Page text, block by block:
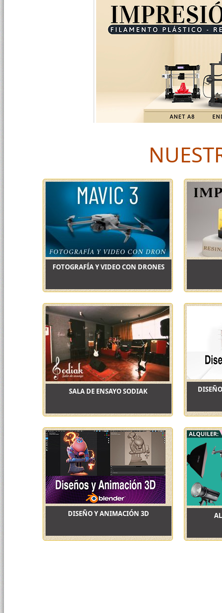
FOTOGRAFÍA Y VIDEO CON DRONES
SALA DE ENSAYO SODIAK
DISEÑO Y ANIMACIÓN 3D